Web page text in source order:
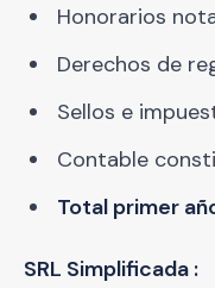
Honorarios
Derechos de
Sellos e
Contable
Total primer
SRL Simplificada :